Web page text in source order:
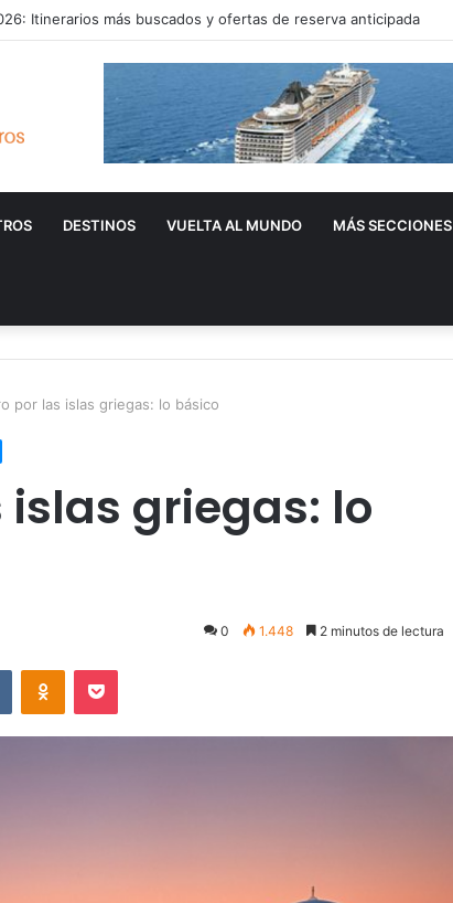
Itinerarios más buscados y ofertas de reserva anticipada
DESTINOS VUELTA AL MUNDO MÁS SECCIONES
por las islas griegas: lo básico
griegas: lo
0 1.448 2 minutos de lectura
VKontakteOdnoklassniki
Pocket